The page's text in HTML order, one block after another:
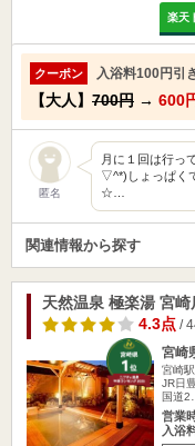
楽天
クーポン 入浴料100円引
【大人】 700円 → 600
匿名
月に１回は行っ
▽^*)しょっぱく
☆…
関連情報から探す
天然温泉 極楽湯 宮崎
4.3点 /
宮崎
宮崎
JR日
国道2…
営業
入浴